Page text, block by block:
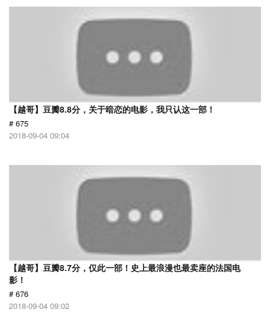
【越哥】豆瓣8.8分，关于暗恋的电影，我只认这一部！
# 675
2018-09-04 09:04
【越哥】豆瓣8.7分，仅此一部！史上最浪漫也最卖座的法国电
影！
# 676
2018-09-04 09:02